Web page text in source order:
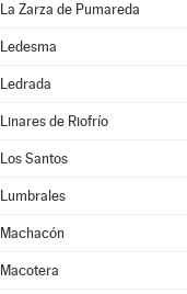
La Zarza de Pumareda
Ledesma
Ledrada
Linares de Riofrío
Los Santos
Lumbrales
Machacón
Macotera